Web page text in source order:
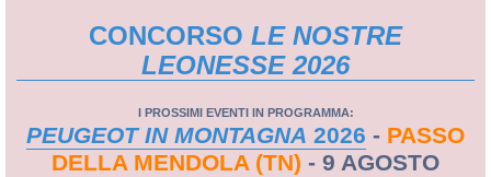
CONCORSO LE NOSTRE
LEONESSE 2026
I PROSSIMI EVENTI IN PROGRAMMA:
PEUGEOT IN MONTAGNA 2026 - PASSO
DELLA MENDOLA (TN) - 9 AGOSTO